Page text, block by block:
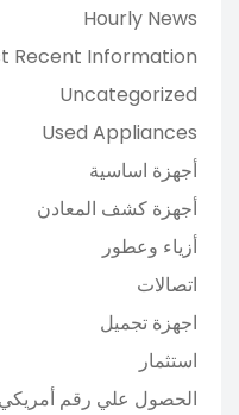
Hourly News
Recent Information
Uncategorized
Used Appliances
أجهزة اساسية
أجهزة كشف المعادن
أزياء وعطور
اتصالات
اجهزة تجميل
استثمار
الحصول علي رقم أمريكي